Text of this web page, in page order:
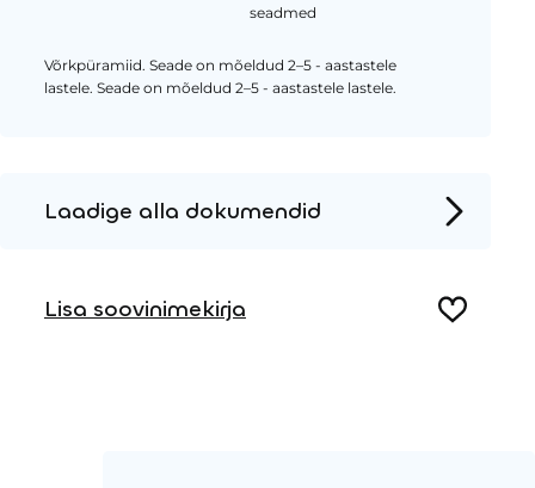
seadmed
Võrkpüramiid. Seade on mõeldud 2–5 - aastastele
lastele. Seade on mõeldud 2–5 - aastastele lastele.
Laadige alla dokumendid
Lisa soovinimekirja